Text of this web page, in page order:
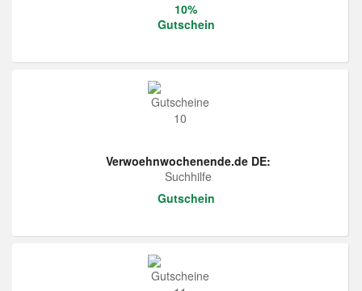
10%
Gutschein
Verwoehnwochenende.de DE:
Suchhilfe
Gutschein